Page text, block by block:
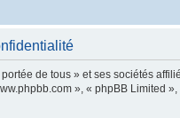
de tous » et ses sociétés
», « phpBB Limited